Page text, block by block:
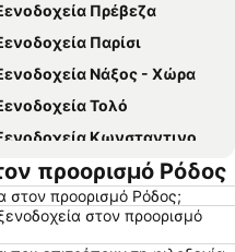
Πρέβεζα
Παρίσι
Νάξος - Χώρα
Τολό
Κωνσταντινούπολη
Ρώμη
Πλαταμώνας
προορισμό Ρόδος
στον προορισμό Ρόδος;
στον προορισμό